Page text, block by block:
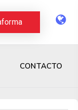
CONTACTO